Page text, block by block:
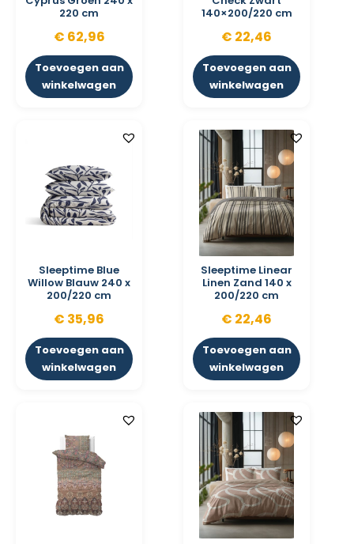
220 cm
€ 62,96
Toevoegen aan
winkelwagen
140×200/220 cm
€ 22,46
Toevoegen aan
winkelwagen
Sleeptime Blue
Willow Blauw 240 x
200/220 cm
€ 35,96
Toevoegen aan
winkelwagen
Sleeptime Linear
Linen Zand 140 x
200/220 cm
€ 22,46
Toevoegen aan
winkelwagen